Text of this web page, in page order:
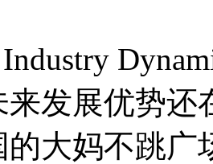
来发展优势还
的大妈不跳广